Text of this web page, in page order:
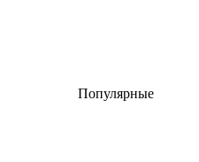
Популярные